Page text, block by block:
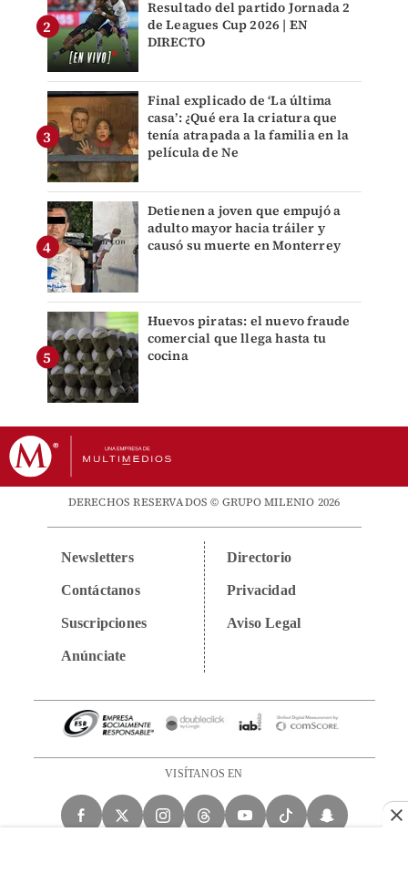
Resultado del partido Jornada 2
de Leagues Cup 2026 | EN
DIRECTO
Final explicado de ‘La última
casa’: ¿Qué era la criatura que
tenía atrapada a la familia en la
película de Ne
Detienen a joven que empujó a
adulto mayor hacia tráiler y
causó su muerte en Monterrey
Huevos piratas: el nuevo fraude
comercial que llega hasta tu
cocina
DERECHOS RESERVADOS © GRUPO MILENIO 2026
Newsletters
Contáctanos
Suscripciones
Anúnciate
Directorio
Privacidad
Aviso Legal
VISÍTANOS EN